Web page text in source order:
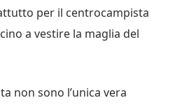
per il centrocampista
a vestire la maglia del
non sono l’unica vera